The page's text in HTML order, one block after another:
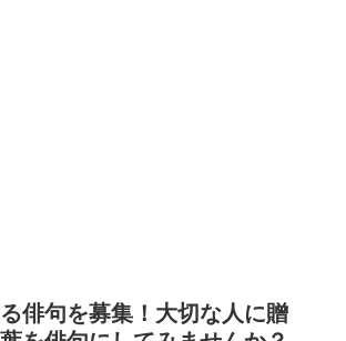
俳句を募集！大切な人に贈